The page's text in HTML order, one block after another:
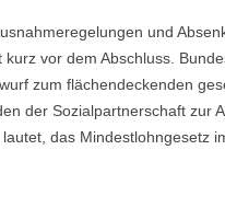
und
kurz vor dem Abschluss.
zum flächendeckenden
der Sozialpartnerschaft zur
das Mindestlohngesetz